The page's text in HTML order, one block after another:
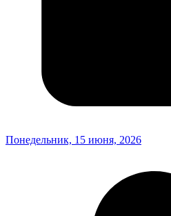
Понедельник, 15 июня, 2026